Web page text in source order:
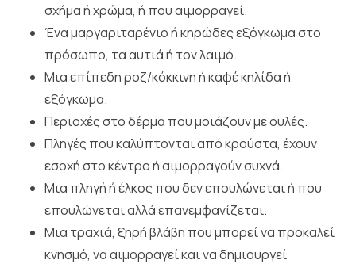
σχήμα ή χρώμα, ή που αιμορραγεί.
Ένα μαργαριταρένιο ή κηρώδες εξόγκωμα στο
πρόσωπο, τα αυτιά ή τον λαιμό.
Μια επίπεδη ροζ/κόκκινη ή καφέ κηλίδα ή
εξόγκωμα.
Περιοχές στο δέρμα που μοιάζουν με ουλές.
Πληγές που καλύπτονται από κρούστα, έχουν
εσοχή στο κέντρο ή αιμορραγούν συχνά.
Μια πληγή ή έλκος που δεν επουλώνεται ή που
επουλώνεται αλλά επανεμφανίζεται.
Μια τραχιά, ξηρή βλάβη που μπορεί να προκαλεί
κνησμό, να αιμορραγεί και να δημιουργεί